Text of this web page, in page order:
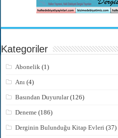
Kategoriler
Abonelik (1)
Anı (4)
Basından Duyurular(126)
Deneme (186)
Derginin Bulunduğu Kitap Evleri (37)